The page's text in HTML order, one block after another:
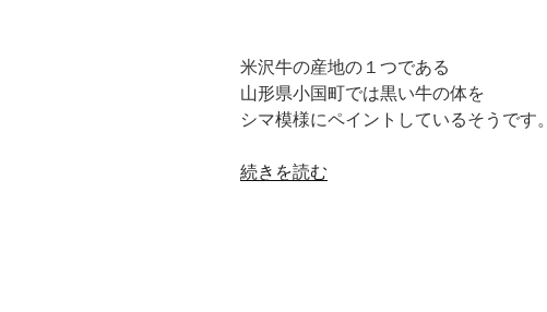
米沢牛の産地の１つである
山形県小国町では黒い牛の体を
シマ模様にペイントしているそうです。
“人
続きを読む